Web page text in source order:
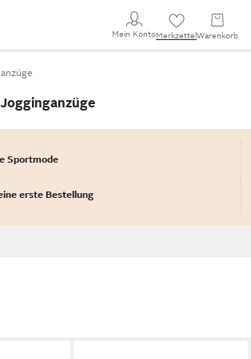
Mein KontoMerkzettel Warenkorb
Sportmode
erste Bestellung